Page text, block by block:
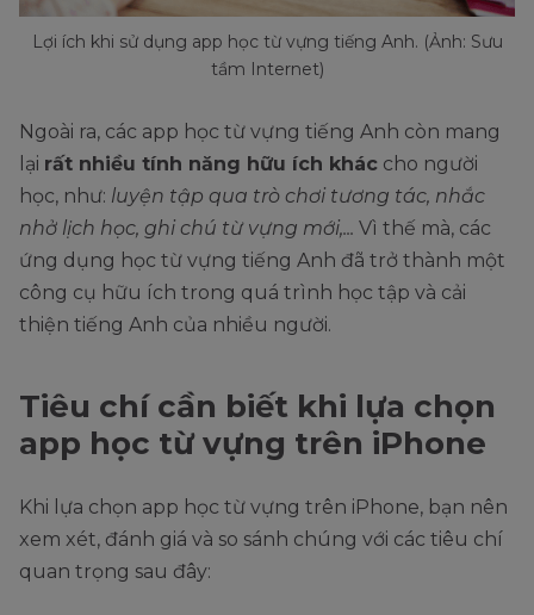
Lợi ích khi sử dụng app học từ vựng tiếng Anh. (Ảnh: Sưu
tầm Internet)
Ngoài ra, các app học từ vựng tiếng Anh còn mang
lại rất nhiều tính năng hữu ích khác cho người
học, như: luyện tập qua trò chơi tương tác, nhắc
nhở lịch học, ghi chú từ vựng mới,... Vì thế mà, các
ứng dụng học từ vựng tiếng Anh đã trở thành một
công cụ hữu ích trong quá trình học tập và cải
thiện tiếng Anh của nhiều người.
Tiêu chí cần biết khi lựa chọn
app học từ vựng trên iPhone
Khi lựa chọn app học từ vựng trên iPhone, bạn nên
xem xét, đánh giá và so sánh chúng với các tiêu chí
quan trọng sau đây: